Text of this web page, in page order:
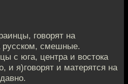
говорят на
русском, смешные.
с юга, центра и востока
и я)говорят и матерятся на